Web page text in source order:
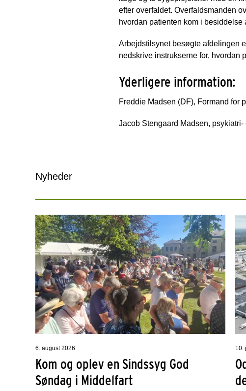
efter overfaldet. Overfaldsmanden
hvordan patienten kom i besiddelse
Arbejdstilsynet besøgte afdelingen
nedskrive instrukserne for, hvordan
Yderligere information:
Freddie Madsen (DF), Formand for
Jacob Stengaard Madsen,
Nyheder
6. august 2026
Kom og oplev en Sindssyg God
Søndag i Middelfart
10.